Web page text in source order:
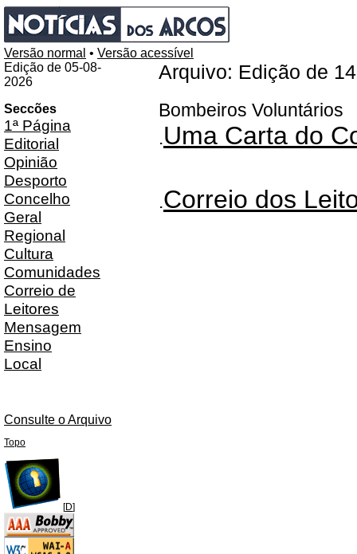
Versão normal • Versão acessível
Edição de 05-08-
2026
Seccões
1ª Página
Editorial
Opinião
Desporto
Concelho
Geral
Regional
Cultura
Comunidades
Correio de
Leitores
Mensagem
Ensino
Local
Consulte o Arquivo
Arquivo: Edição de
Bombeiros Voluntários
.Uma Carta do
.Correio dos
Topo
[D]